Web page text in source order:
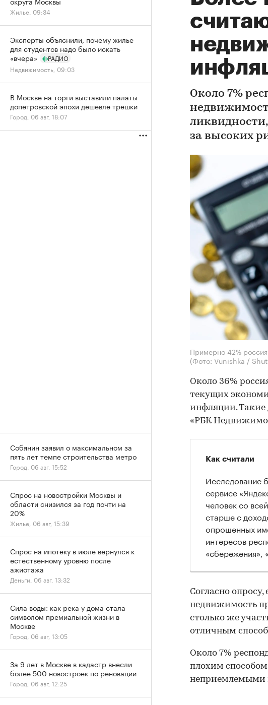
Около 7%
за высоких
Примерно 42%
(Фото: Vunishka /
Около 36%
текущих
инфляции. Такие
«РБК
Как считали
Исследование
сервисе
человек со
старше с
опрошенных
интересов
«сбережения»,
Согласно
недвижимость
столько же
отличным
Около 7%
плохим
неприемлемыми
Жилье, 09:34
Эксперты объяснили, почему жилье
для студентов надо было искать
«вчера»
РАДИО
Недвижимость, 09:03
В Москве на торги выставили палаты
допетровской эпохи дешевле трешки
Город, 06 авг, 18:07
Собянин заявил о максимальном за
пять лет темпе строительства метро
Город, 06 авг, 15:52
Спрос на новостройки Москвы и
области снизился за год почти на
20%
Жилье, 06 авг, 15:39
Спрос на ипотеку в июле вернулся к
естественному уровню после
ажиотажа
Деньги, 06 авг, 13:32
Сила воды: как река у дома стала
символом премиальной жизни в
Москве
Город, 06 авг, 13:05
За 9 лет в Москве в кадастр внесли
более 500 новостроек по реновации
Город, 06 авг, 12:25